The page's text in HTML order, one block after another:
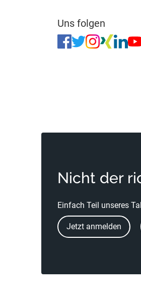
Uns folgen
Nicht der
Einfach Teil unseres
Jetzt anmelden